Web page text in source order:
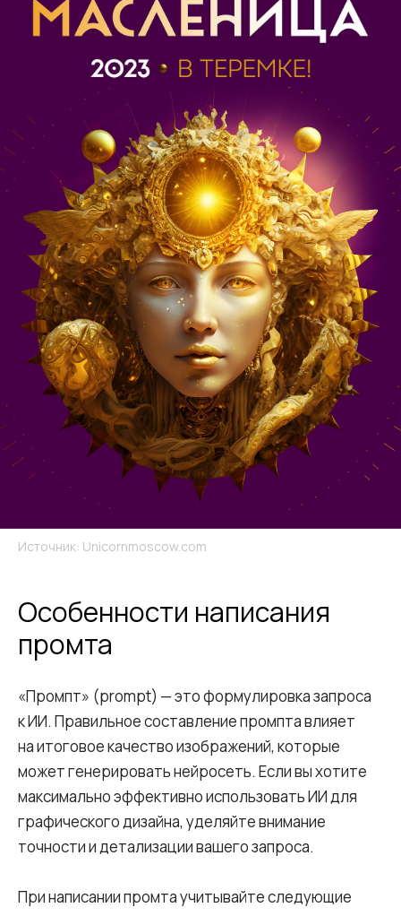
Источник: Unicornmoscow.com
Особенности написания
промта
«Промпт» (prompt) — это формулировка запроса
к ИИ. Правильное составление промпта влияет
на итоговое качество изображений, которые
может генерировать нейросеть. Если вы хотите
максимально эффективно использовать ИИ для
графического дизайна, уделяйте внимание
точности и детализации вашего запроса.
При написании промта учитывайте следующие